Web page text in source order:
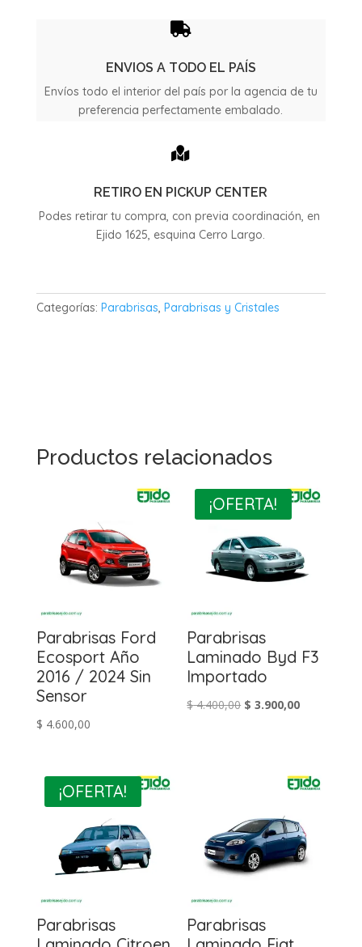

ENVIOS A TODO EL PAÍS
Envíos todo el interior del país por la agencia de tu
preferencia perfectamente embalado.

RETIRO EN PICKUP CENTER
Podes retirar tu compra, con previa coordinación, en
Ejido 1625, esquina Cerro Largo.
Categorías: Parabrisas, Parabrisas y Cristales
Productos relacionados
Parabrisas Ford
Ecosport Año
2016 / 2024 Sin
Sensor
$ 4.600,00
¡OFERTA!
Parabrisas
Laminado Byd F3
Importado
$4.400,00 El
$ 4.400,00.
$ 3.900,00El
$ 3.900,00.
¡OFERTA!
Parabrisas
Parabrisas